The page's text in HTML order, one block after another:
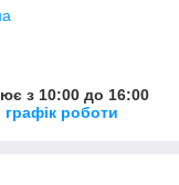
з 10:00 до 16:00
роботи